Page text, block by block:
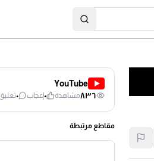
YouTube
٨٣٦مشاهدة ٠إعجاب ٠تعليق
مقاطع مرتبطة